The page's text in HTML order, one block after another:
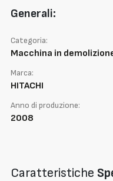
Generali:
Categoria:
Macchina in
Marca:
HITACHI
Anno di produzione:
2008
Caratteristiche